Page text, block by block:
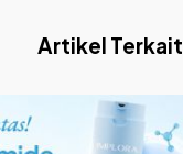
Artikel Terkait